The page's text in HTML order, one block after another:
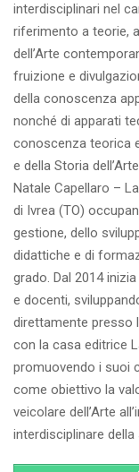
interdisciplinari nel
riferimento a teorie,
dell’Arte
fruizione e
della conoscenza
nonché di apparati
conoscenza teorica
e della Storia
Natale Capellaro –
di Ivrea (TO)
gestione, dello
didattiche e di
grado. Dal 2014
e docenti,
direttamente presso
con la casa editrice
promuovendo i suoi
come obiettivo la
veicolare dell’Arte
interdisciplinare della